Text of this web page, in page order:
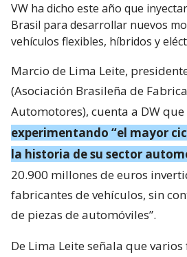
VW ha dicho este año que
Brasil para desarrollar nuevos
vehículos flexibles, híbridos y
Marcio de Lima Leite,
(Asociación Brasileña de
Automotores), cuenta a DW que
experimentando “el mayor
la historia de su sector
20.900 millones de euros
fabricantes de vehículos, sin
de piezas de automóviles”.
De Lima Leite señala que